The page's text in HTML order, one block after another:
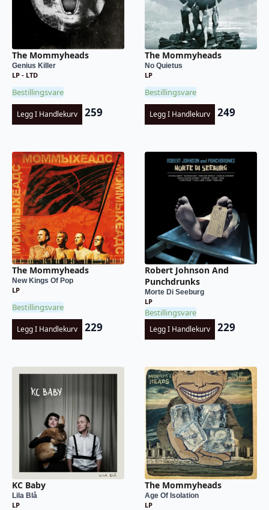
The Mommyheads
Genius Killer
LP - LTD
Bestillingsvare
Legg I Handlekurv 259
The Mommyheads
No Quietus
LP
Bestillingsvare
Legg I Handlekurv 249
The Mommyheads
New Kings Of Pop
LP
Bestillingsvare
Legg I Handlekurv 229
Robert Johnson And
Punchdrunks
Morte Di Seeburg
LP
Bestillingsvare
Legg I Handlekurv 229
KC Baby
Lila Blå
LP
The Mommyheads
Age Of Isolation
LP